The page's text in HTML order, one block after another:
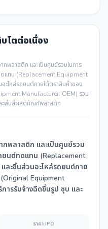
โตต่อเนื่อง
พลาสติก และเป็นศูนย์รวมในการ
ดแทน (Replacement Equipment
ะไหล่รถยนต์ภายใต้ตราสินค้าของ
Manufacturer: OEM) รวม
ะพ่นสีผลิตภัณฑ์พลาสติก
พลาสติก และเป็นศูนย์รวม
ยนต์ทดแทน (Replacement
ละชิ้นส่วนอะไหล่รถยนต์ภาย
Equipment
ารรับจ้างฉีดขึ้นรูป ชุบ และ
ราคา IPO